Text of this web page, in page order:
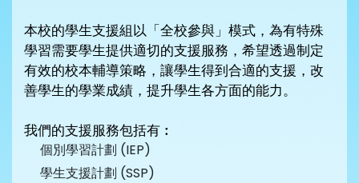
本校的學生支援組以「全校參與」模式，為有特殊
學習需要學生提供適切的支援服務，希望透過制定
有效的校本輔導策略，讓學生得到合適的支援，改
善學生的學業成績，提升學生各方面的能力。
我們的支援服務包括有︰
個別學習計劃 (IEP)
學生支援計劃 (SSP)